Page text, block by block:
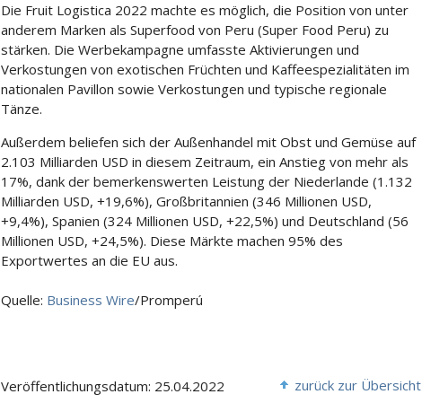
Die Fruit Logistica 2022 machte es möglich, die Position von unter
anderem Marken als Superfood von Peru (Super Food Peru) zu
stärken. Die Werbekampagne umfasste Aktivierungen und
Verkostungen von exotischen Früchten und Kaffeespezialitäten im
nationalen Pavillon sowie Verkostungen und typische regionale
Tänze.
Außerdem beliefen sich der Außenhandel mit Obst und Gemüse auf
2.103 Milliarden USD in diesem Zeitraum, ein Anstieg von mehr als
17%, dank der bemerkenswerten Leistung der Niederlande (1.132
Milliarden USD, +19,6%), Großbritannien (346 Millionen USD,
+9,4%), Spanien (324 Millionen USD, +22,5%) und Deutschland (56
Millionen USD, +24,5%). Diese Märkte machen 95% des
Exportwertes an die EU aus.
Quelle: Business Wire/Promperú
Veröffentlichungsdatum: 25.04.2022 zurück zur Übersicht